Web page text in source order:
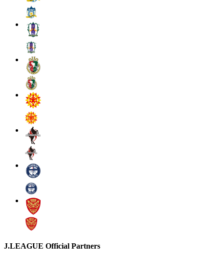
J.LEAGUE Official Partners